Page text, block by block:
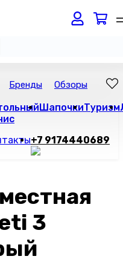
Бренды Обзоры
ШапочкиТуризм
+7 9174440689
3